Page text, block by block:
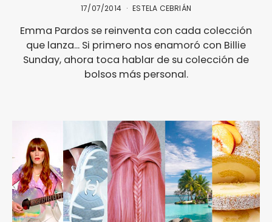
17/07/2014 ESTELA CEBRIÁN
Emma Pardos se reinventa con cada colección
que lanza... Si primero nos enamoró con Billie
Sunday, ahora toca hablar de su colección de
bolsos más personal.